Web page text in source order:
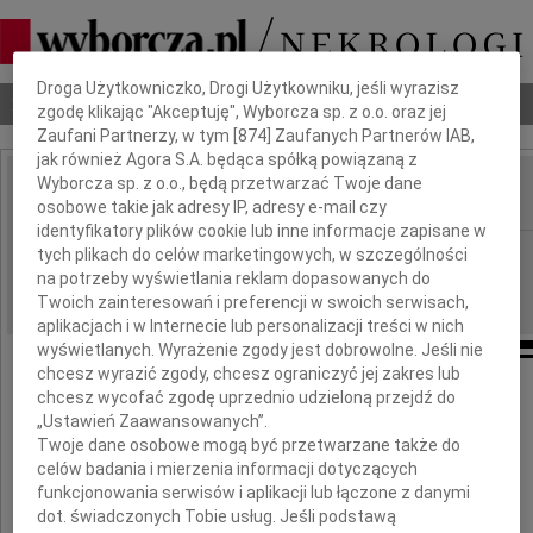
Nekrologi Odeszli Poradnik pogrzebowy
IMIĘ I NAZWISKO:
REGION: Szczecin
DATA EMISJI: 07.01.2012
wyrazy głębokiego współczucia
Dbamy o Twoją prywatność
Droga Użytkowniczko, Drogi Użytkowniku, jeśli wyrazisz
zgodę klikając "Akceptuję", Wyborcza sp. z o.o. oraz jej
Zaufani Partnerzy, w tym [874 ] Zaufanych Partnerów IAB,
jak również Agora S.A. będąca spółką powiązaną z
Wyborcza sp. z o.o., będą przetwarzać Twoje dane
osobowe takie jak adresy IP, adresy e-mail czy
identyfikatory plików cookie lub inne informacje zapisane w
tych plikach do celów marketingowych, w szczególności
na potrzeby wyświetlania reklam dopasowanych do
Twoich zainteresowań i preferencji w swoich serwisach,
aplikacjach i w Internecie lub personalizacji treści w nich
wyświetlanych. Wyrażenie zgody jest dobrowolne. Jeśli nie
chcesz wyrazić zgody, chcesz ograniczyć jej zakres lub
chcesz wycofać zgodę uprzednio udzieloną przejdź do
„Ustawień Zaawansowanych”.
Twoje dane osobowe mogą być przetwarzane także do
celów badania i mierzenia informacji dotyczących
funkcjonowania serwisów i aplikacji lub łączone z danymi
dot. świadczonych Tobie usług. Jeśli podstawą